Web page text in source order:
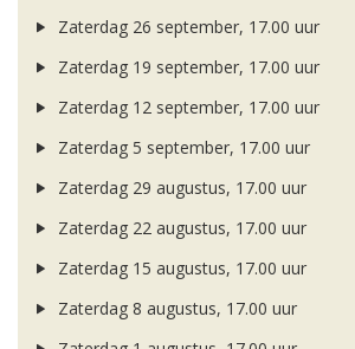
Zaterdag 26 september, 17.00 uur
Zaterdag 19 september, 17.00 uur
Zaterdag 12 september, 17.00 uur
Zaterdag 5 september, 17.00 uur
Zaterdag 29 augustus, 17.00 uur
Zaterdag 22 augustus, 17.00 uur
Zaterdag 15 augustus, 17.00 uur
Zaterdag 8 augustus, 17.00 uur